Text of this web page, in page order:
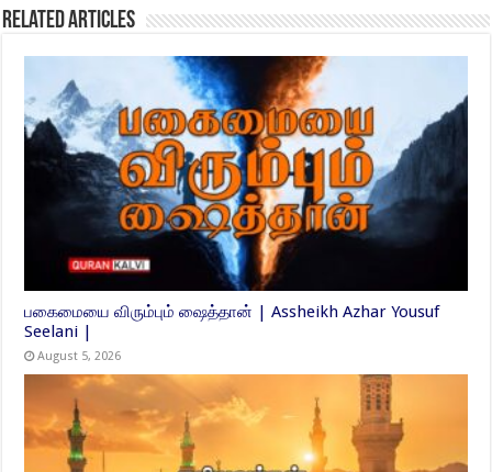
Related Articles
பகைமையை விரும்பும் ஷைத்தான் | Assheikh Azhar Yousuf
Seelani |
August 5, 2026